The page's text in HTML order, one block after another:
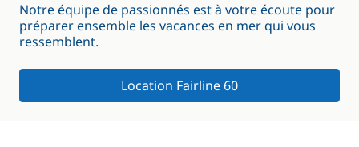
Notre équipe de passionnés est à votre écoute pour
préparer ensemble les vacances en mer qui vous
ressemblent.
Location Fairline 60